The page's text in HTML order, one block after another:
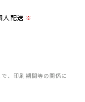
人配送 ※
、印刷期間等の関係に